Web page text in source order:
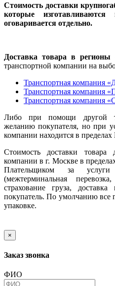
Стоимость доставки
которые изготавливаются
оговаривается отдельно.
Доставка товара в регионы
транспортной компании на
Транспортная компания
Транспортная компания
Транспортная компания
Либо при помощи другой
желанию покупателя, но при
компании находится в
Стоимость доставки товара
компании в г. Москве в
Плательщиком за услуги
(межтерминальная
страхование груза,
покупатель. По умолчанию все
упаковке.
×
Заказ звонка
ФИО